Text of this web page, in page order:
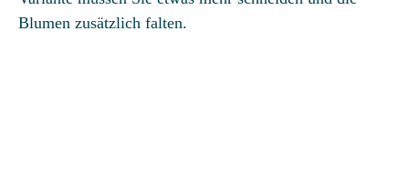
Blumen zusätzlich falten.